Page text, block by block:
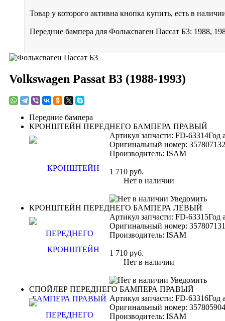
Товар у которого активна кнопка купить, есть в
Передние бампера для Фольксваген Пассат Б3: 1988,
Volkswagen Passat B3 (1988-1993)
Передние бампера
КРОНШТЕЙН ПЕРЕДНЕГО БАМПЕРА ПРАВЫЙ
Артикул запчасти: FD-63314Год
Оригинальный номер:
Производитель: ISAM
1 710 руб.
Нет в наличии
Уведомить
КРОНШТЕЙН ПЕРЕДНЕГО БАМПЕРА ЛЕВЫЙ
Артикул запчасти: FD-63315Год
Оригинальный номер:
Производитель: ISAM
1 710 руб.
Нет в наличии
Уведомить
СПОЙЛЕР ПЕРЕДНЕГО БАМПЕРА ПРАВЫЙ
Артикул запчасти: FD-63316Год
Оригинальный номер: 357805904
Производитель: ISAM